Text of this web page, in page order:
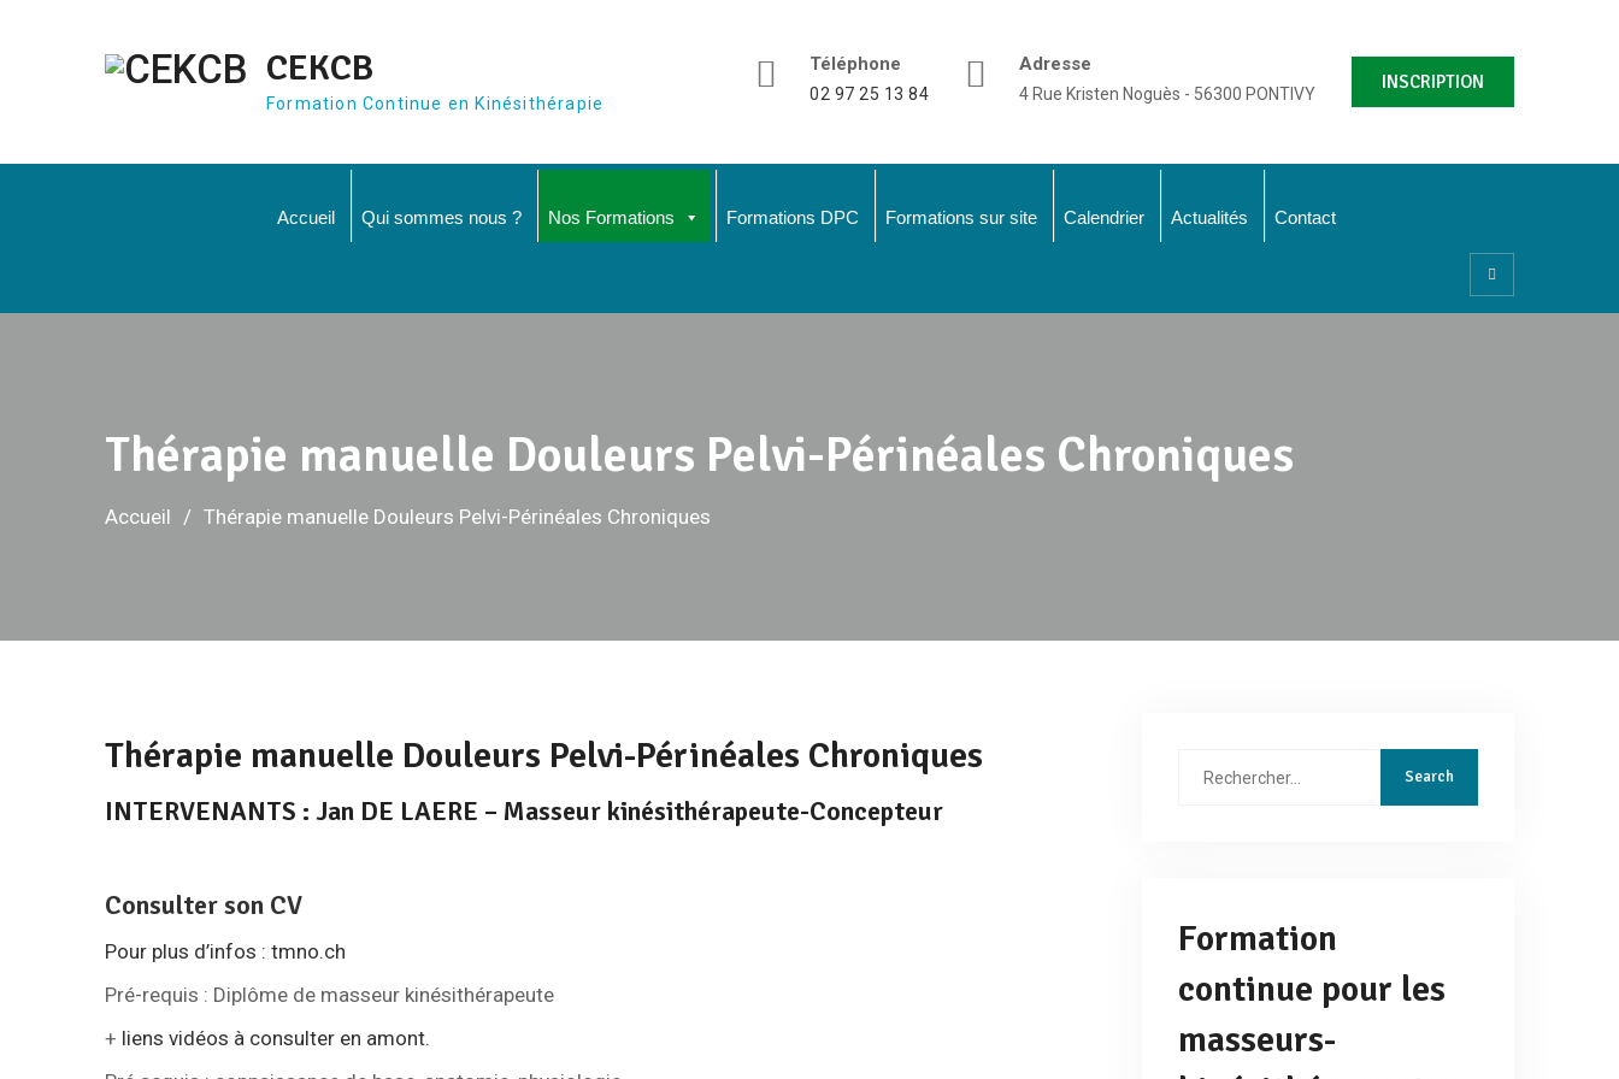
CEKCB
Formation Continue en Kinésithérapie
Téléphone
02 97 25 13 84
Adresse
4 Rue Kristen Noguès - 56300 PONTIVY
INSCRIPTION
Accueil Qui sommes nous ? Nos Formations Formations DPC Formations sur site Calendrier Actualités Contact
Thérapie manuelle Douleurs Pelvi-Périnéales Chroniques
Accueil Thérapie manuelle Douleurs Pelvi-Périnéales Chroniques
Thérapie manuelle Douleurs Pelvi-Périnéales Chroniques
INTERVENANTS : Jan DE LAERE – Masseur kinésithérapeute-Concepteur
Consulter son CV
Pour plus d’infos : tmno.ch
Pré-requis : Diplôme de masseur kinésithérapeute
+ liens vidéos à consulter en amont.
Formation
continue pour les
masseurs-